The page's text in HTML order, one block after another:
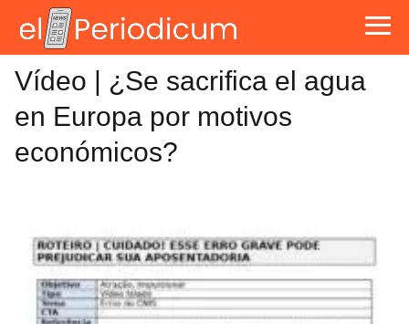
Vídeo | ¿Se sacrifica el agua
en Europa por motivos
económicos?